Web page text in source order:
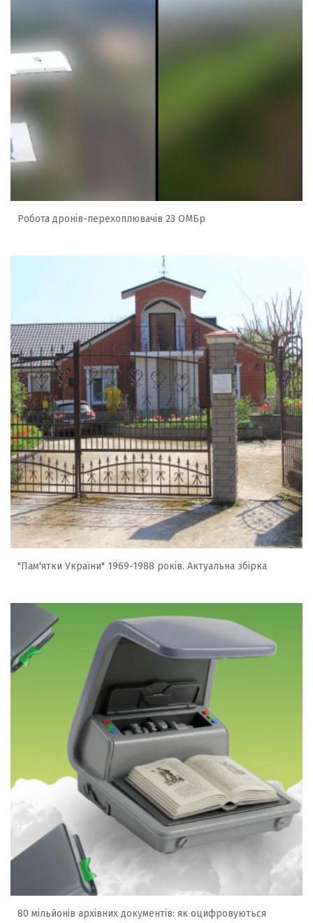
Робота дронів-перехоплювачів 23 ОМБр
"Пам'ятки України" 1969-1988 років. Актуальна збірка
80 мільйонів архівних документів: як оцифровуються